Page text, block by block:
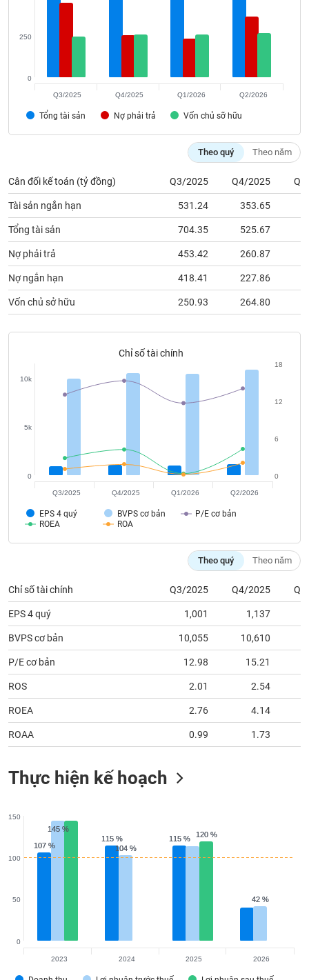
Tổng tài sản Nợ phải trả Vốn chủ sỡ hữu
0
250
Q3/2025 Q4/2025 Q1/2026 Q2/2026
Theo quý Theo năm
Cân đối kế toán (tỷ đồng) Q3/2025 Q4/2025
Tài sản ngắn hạn 531.24 353.65
Tổng tài sản 704.35 525.67
Nợ phải trả 453.42 260.87
Nợ ngắn hạn 418.41 227.86
Vốn chủ sở hữu 250.93 264.80
Chỉ số tài chính
EPS 4 quý BVPS cơ bản
P/E cơ bản
ROEA
ROA
0
5k
10k
0
6
12
18
Q3/2025 Q4/2025 Q1/2026 Q2/2026
Theo quý Theo năm
Chỉ số tài chính Q3/2025 Q4/2025
EPS 4 quý 1,001 1,137
BVPS cơ bản 10,055 10,610
P/E cơ bản 12.98 15.21
ROS 2.01 2.54
ROEA 2.76 4.14
ROAA 0.99 1.73
Thực hiện kế hoạch
107 %
107 %
115 %
115 % 115 %
115 %
145 %
145 %
104 %
104 %
42 %
42 %
120 %
120 %
0
50
100
150
2023 2024 2025 2026
chính
Công
cụ
đầu
tư
Truyền